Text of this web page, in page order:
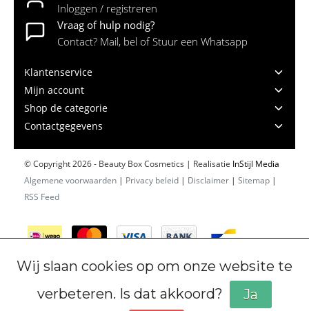
Inloggen / registreren
Vraag of hulp nodig?
Contact? Mail, bel of Stuur een Whatsapp
Klantenservice
Mijn account
Shop de categorie
Contactgegevens
© Copyright 2026 - Beauty Box Cosmetics | Realisatie InStijl Media
Algemene voorwaarden | Privacy beleid | Disclaimer | Sitemap |
RSS Feed
Wij slaan cookies op om onze website te
verbeteren. Is dat akkoord?
Ja